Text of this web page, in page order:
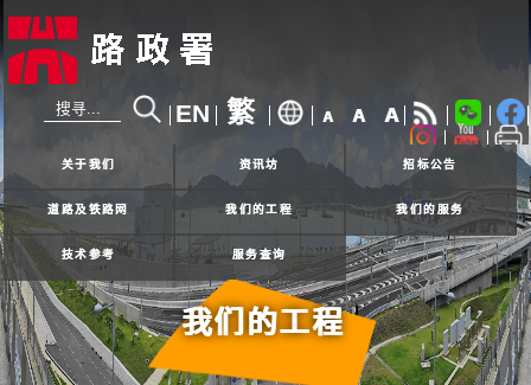
EN 繁 A A A
24小时热线 2926 4111
关于我们 资讯坊 招标公告
道路及铁路网 我们的工程 我们的服务
技术参考 服务查询
我们的工程